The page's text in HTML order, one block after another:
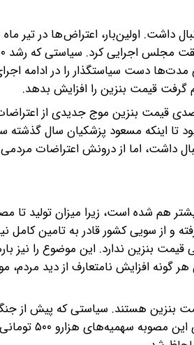
مدت‌ها دست سیاستگذار را در ادامه
این‌بار موافقت سران قوا را در پس خود داشت. با این حال رشد ۲۰۰ درصدی قیمت بنزین موج
بود تا اینکه مسعود پزشکیان سال
داشت، اما از درونش اعتراضات
هم شده است، زیرا میزان تولید تا
و از سویی کشور قادر به تامین کامل
بنزین ندارد. این موضوع را نیز
گونه افزایش نامتعارف از دید مردم،
بنزین هستند. سیاستی که پیش از